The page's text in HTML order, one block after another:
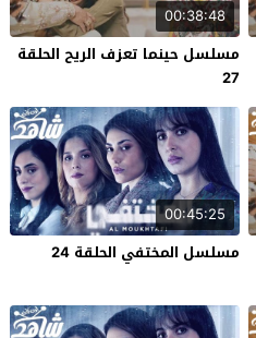
00:38:48
مسلسل حينما تعزف الريح الحلقة
27
00:45:25
مسلسل المختفي الحلقة 24